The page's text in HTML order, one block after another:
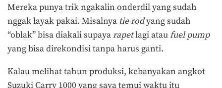
Mereka punya trik ngakalin onderdil yang sudah
nggak layak pakai. Misalnya tie rodyang sudah
“oblak” bisa diakali supayarapetlagi ataufuel pump
yang bisa direkondisi tanpa harus ganti.
Kalau melihat tahun produksi, kebanyakan angkot
Suzuki Carry 1000 yang saya temui waktu itu